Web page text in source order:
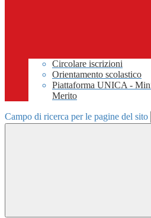
Circolare iscrizioni
Orientamento scolastico
Piattaforma UNICA -
Merito
Campo di ricerca per le pagine del sito